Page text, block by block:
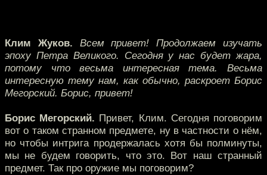
Клим Жуков. Всем привет! Продолжаем изучать
эпоху Петра Великого. Сегодня у нас будет жара,
потому что весьма интересная тема. Весьма
интересную тему нам, как обычно, раскроет Борис
Мегорский. Борис, привет!
Борис Мегорский. Привет, Клим. Сегодня поговорим
вот о таком странном предмете, ну в частности о нём,
но чтобы интрига продержалась хотя бы полминуты,
мы не будем говорить, что это. Вот наш странный
предмет. Так про оружие мы поговорим?